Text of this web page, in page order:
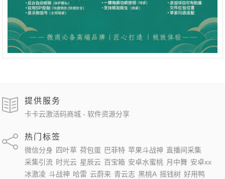
提供服务
卡卡云激活码商城 - 软件资源分享
热门标签
微信分身 四叶草 荷包蛋 巴菲特 苹果斗战神 直播间采集
采集引流 时光云 星辰云 百宝箱 安卓水蜜桃 月中舞 安卓xx
冰激凌 斗战神 哈雷 云蔚来 青云志 黑桃A 摇钱树 好用鸭